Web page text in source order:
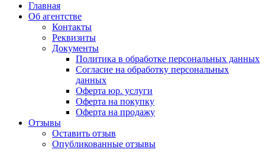
Главная
Об агентстве
Контакты
Реквизиты
Документы
Политика в обработке персональных данных
Согласие на обработку персональных
данных
Оферта юр. услуги
Оферта на покупку
Оферта на продажу
Отзывы
Оставить отзыв
Опубликованные отзывы